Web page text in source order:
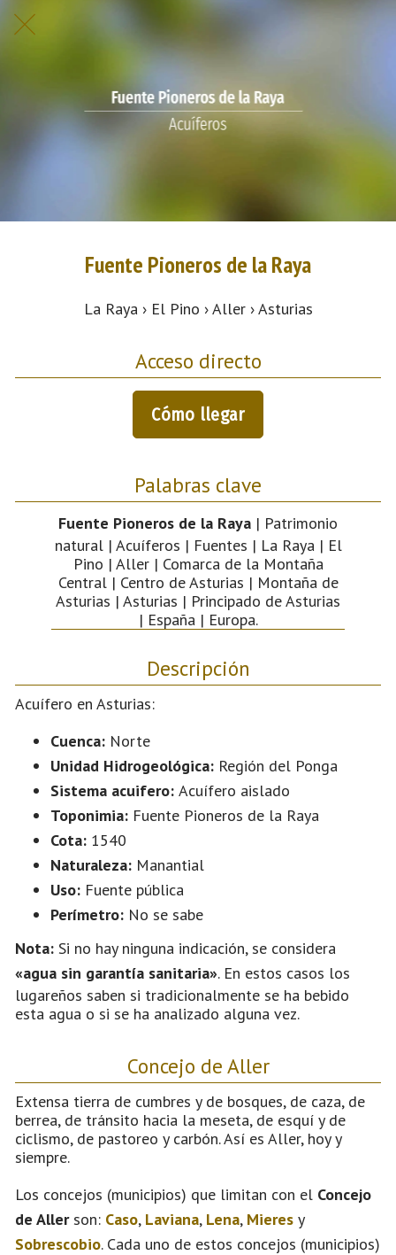
Fuente Pioneros de la Raya
La Raya › El Pino › Aller › Asturias
Acceso directo
Cómo llegar
Palabras clave
Fuente Pioneros de la Raya | Patrimonio
natural | Acuíferos | Fuentes | La Raya | El
Pino | Aller | Comarca de la Montaña
Central | Centro de Asturias | Montaña de
Asturias | Asturias | Principado de Asturias
| España | Europa.
Descripción
Acuífero en Asturias:
Cuenca: Norte
Unidad Hidrogeológica: Región del Ponga
Sistema acuifero: Acuífero aislado
Toponimia: Fuente Pioneros de la Raya
Cota: 1540
Naturaleza: Manantial
Uso: Fuente pública
Perímetro: No se sabe
Nota: Si no hay ninguna indicación, se considera
«agua sin garantía sanitaria». En estos casos los
lugareños saben si tradicionalmente se ha bebido
esta agua o si se ha analizado alguna vez.
Concejo de Aller
Extensa tierra de cumbres y de bosques, de caza, de
berrea, de tránsito hacia la meseta, de esquí y de
ciclismo, de pastoreo y carbón. Así es Aller, hoy y
siempre.
Los concejos (municipios) que limitan con el Concejo
de Allerson: Caso, Laviana, Lena, Mieres y
Sobrescobio. Cada uno de estos concejos (municipios)